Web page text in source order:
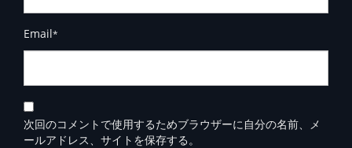
Email*
次回のコメントで使用するためブラウザーに自分の名前、メ
ールアドレス、サイトを保存する。